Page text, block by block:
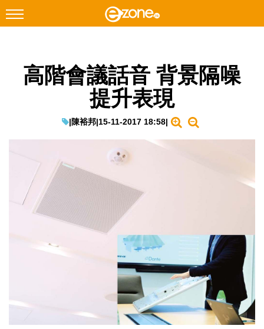
Facebook Instagram
遊戲動漫
教學評測
EduTech
IT Times
Enterprise Digital Transformation
高階會議話音 背景隔噪
提升表現
|陳裕邦|15-11-2017 18:58|